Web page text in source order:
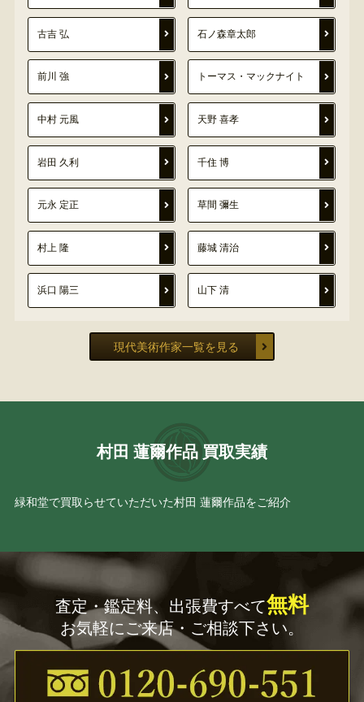
古吉 弘 石ノ森章太郎
前川 強 トーマス・マックナイト
中村 元風 天野 喜孝
岩田 久利 千住 博
元永 定正 草間 彌生
村上 隆 藤城 清治
浜口 陽三 山下 清
現代美術作家一覧を見る
村田 蓮爾作品 買取実績
緑和堂で買取らせていただいた村田 蓮爾作品をご紹介
査定・鑑定料、出張費すべて無料
お気軽にご来店・ご相談下さい。